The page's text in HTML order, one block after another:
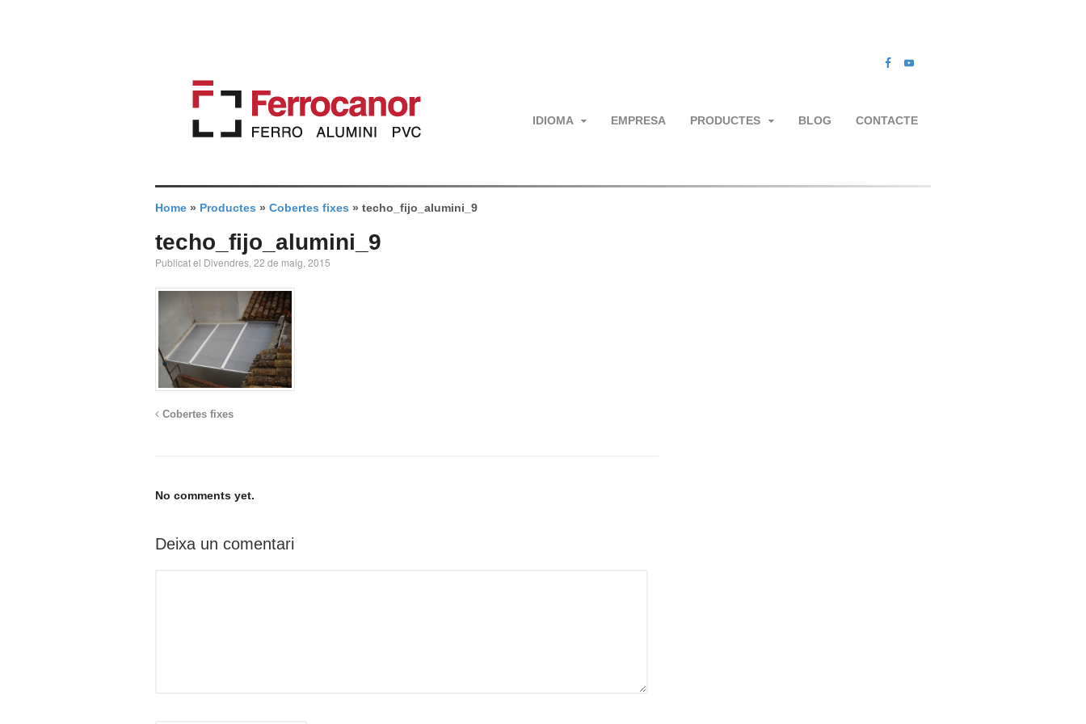
IDIOMA EMPRESA PRODUCTES BLOG CONTACTE
Home » Productes » Cobertes fixes » techo_fijo_alumini_9
techo_fijo_alumini_9
Publicat el Divendres, 22 de maig, 2015
Cobertes fixes
No comments yet.
Deixa un comentari